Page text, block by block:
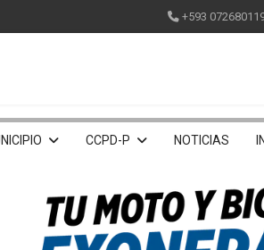
+593
CCPD-P NOTICIAS